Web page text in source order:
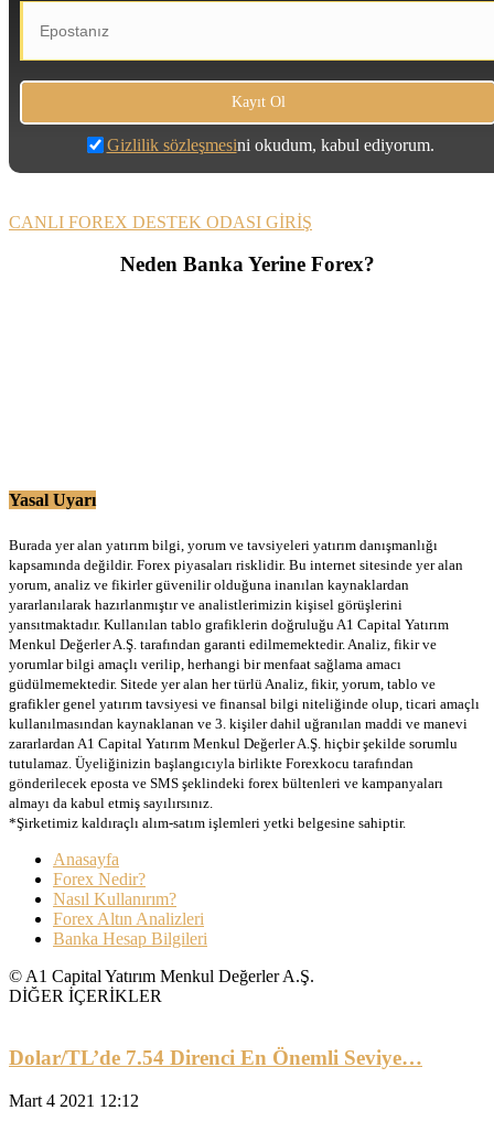
Gizlilik sözleşmesini okudum, kabul ediyorum.
CANLI FOREX DESTEK ODASI GİRİŞ
Neden Banka Yerine Forex?
Yasal Uyarı
Burada yer alan yatırım bilgi, yorum ve tavsiyeleri yatırım danışmanlığı
kapsamında değildir. Forex piyasaları risklidir. Bu internet sitesinde yer alan
yorum, analiz ve fikirler güvenilir olduğuna inanılan kaynaklardan
yararlanılarak hazırlanmıştır ve analistlerimizin kişisel görüşlerini
yansıtmaktadır. Kullanılan tablo grafiklerin doğruluğu A1 Capital Yatırım
Menkul Değerler A.Ş. tarafından garanti edilmemektedir. Analiz, fikir ve
yorumlar bilgi amaçlı verilip, herhangi bir menfaat sağlama amacı
güdülmemektedir. Sitede yer alan her türlü Analiz, fikir, yorum, tablo ve
grafikler genel yatırım tavsiyesi ve finansal bilgi niteliğinde olup, ticari amaçlı
kullanılmasından kaynaklanan ve 3. kişiler dahil uğranılan maddi ve manevi
zararlardan A1 Capital Yatırım Menkul Değerler A.Ş. hiçbir şekilde sorumlu
tutulamaz. Üyeliğinizin başlangıcıyla birlikte Forexkocu tarafından
gönderilecek eposta ve SMS şeklindeki forex bültenleri ve kampanyaları
almayı da kabul etmiş sayılırsınız.
*Şirketimiz kaldıraçlı alım-satım işlemleri yetki belgesine sahiptir.
Anasayfa
Forex Nedir?
Nasıl Kullanırım?
Forex Altın Analizleri
Banka Hesap Bilgileri
© A1 Capital Yatırım Menkul Değerler A.Ş.
DİĞER İÇERİKLER
Dolar/TL’de 7.54 Direnci En Önemli Seviye…
Mart 4 2021 12:12